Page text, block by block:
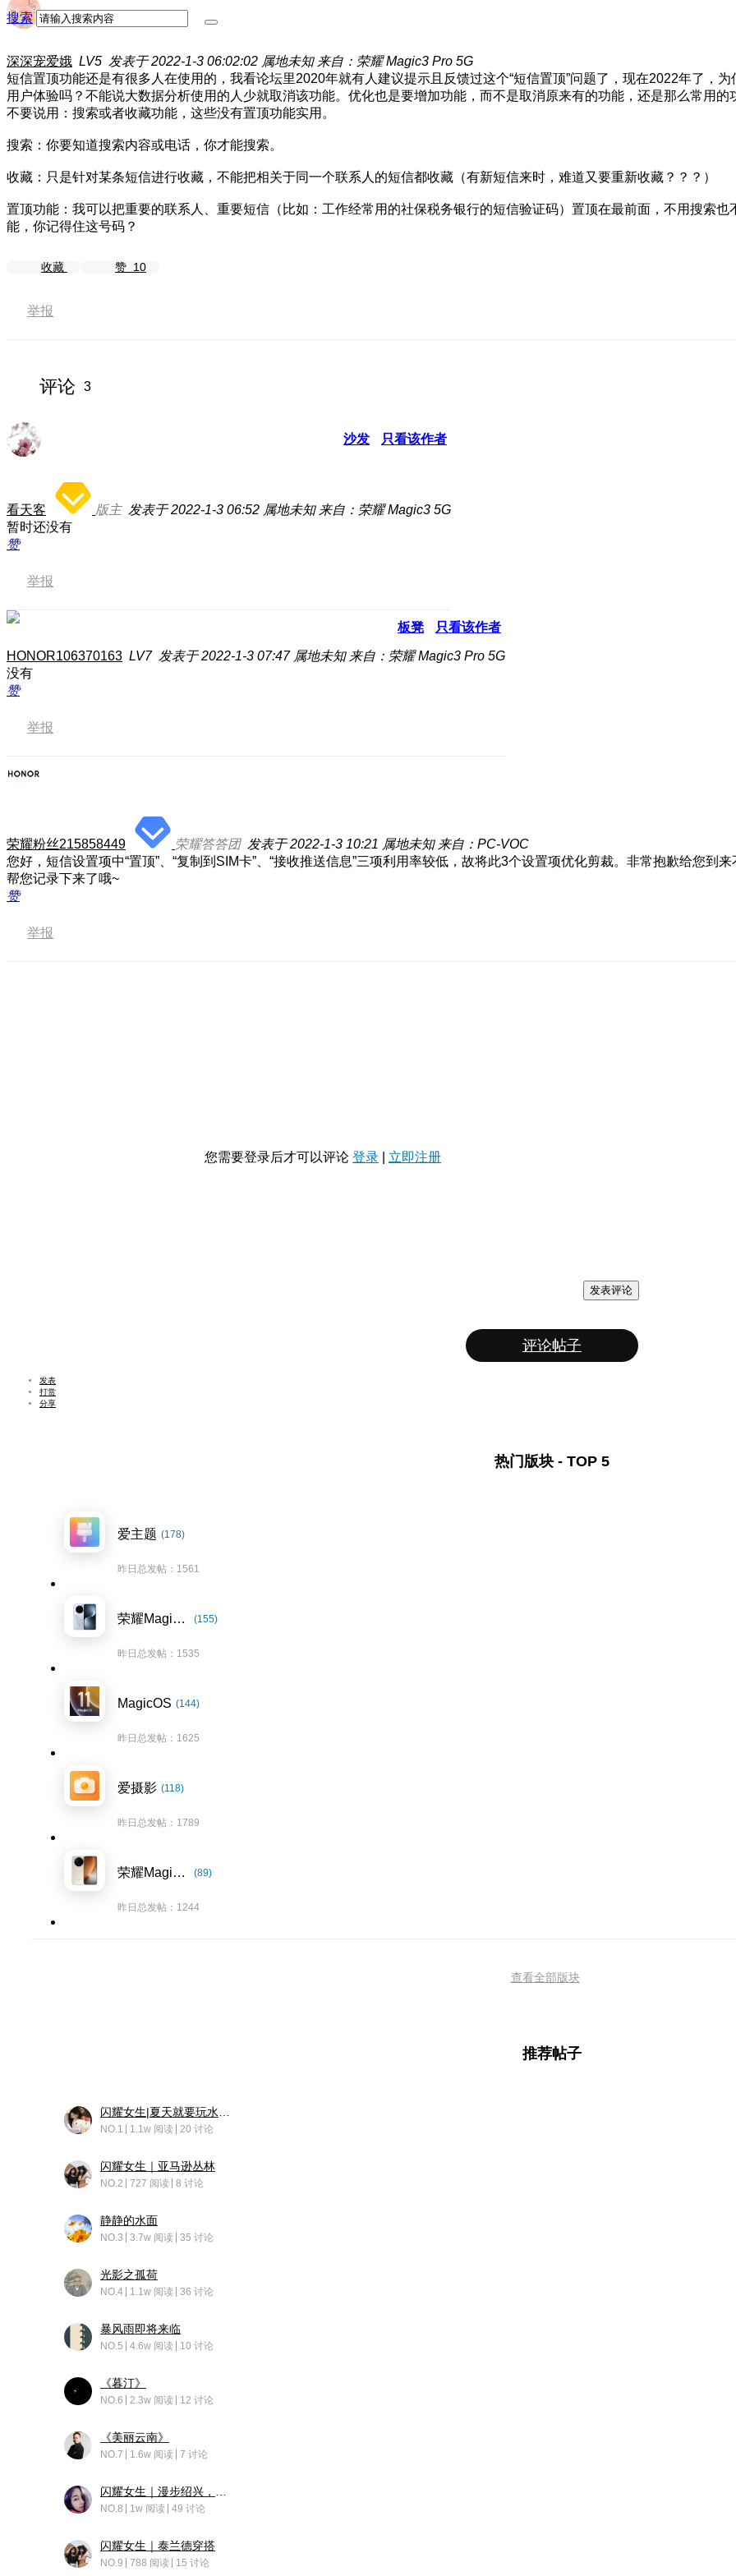
搜索
深深宠爱娥 LV5 发表于 2022-1-3 06:02:02 属地未知 来自：荣耀 Magic3 Pro 5G
短信置顶功能还是有很多人在使用的，我看论坛里2020年就有人建议提示且反馈过这个“短信置顶”问题了，现在2022年了，
用户体验吗？不能说大数据分析使用的人少就取消该功能。优化也是要增加功能，而不是取消原来有的功能，还是那么常用的
不要说用：搜索或者收藏功能，这些没有置顶功能实用。
搜索：你要知道搜索内容或电话，你才能搜索。
收藏：只是针对某条短信进行收藏，不能把相关于同一个联系人的短信都收藏（有新短信来时，难道又要重新收藏？？？）
置顶功能：我可以把重要的联系人、重要短信（比如：工作经常用的社保税务银行的短信验证码）置顶在最前面，不用搜索
能，你记得住这号码？
收藏 赞 10
举报
评论 3
沙发 只看该作者
看天客 版主 发表于 2022-1-3 06:52 属地未知 来自：荣耀 Magic3 5G
暂时还没有
赞
举报
板凳 只看该作者
HONOR106370163 LV7 发表于 2022-1-3 07:47 属地未知 来自：荣耀 Magic3 Pro 5G
没有
赞
举报
荣耀粉丝215858449 荣耀答答团 发表于 2022-1-3 10:21 属地未知 来自：PC-VOC
您好，短信设置项中“置顶”、“复制到SIM卡”、“接收推送信息”三项利用率较低，故将此3个设置项优化剪裁。非常抱歉给您
帮您记录下来了哦~
赞
举报
您需要登录后才可以评论 登录 立即注册
发表评论
评论帖子
发表
打赏
分享
热门版块 - TOP 5
爱主题 (178)
昨日总发帖：1561
荣耀Magic7系列 (155)
昨日总发帖：1535
MagicOS (144)
昨日总发帖：1625
爱摄影 (118)
昨日总发帖：1789
荣耀Magic8系列 (89)
昨日总发帖：1244
查看全部版块
推荐帖子
NO.1 1.1w 阅读 20 讨论
闪耀女生｜亚马逊丛林
NO.2 727 阅读 8 讨论
静静的水面
NO.3 3.7w 阅读 35 讨论
光影之孤荷
NO.4 1.1w 阅读 36 讨论
暴风雨即将来临
NO.5 4.6w 阅读 10 讨论
《暮汀》
NO.6 2.3w 阅读 12 讨论
《美丽云南》
NO.7 1.6w 阅读 7 讨论
NO.8 1w 阅读 49 讨论
闪耀女生｜泰兰德穿搭
NO.9 788 阅读 15 讨论